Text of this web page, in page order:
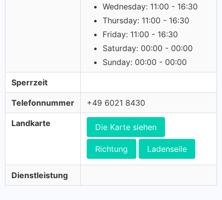
Wednesday: 11:00 - 16:30
Thursday: 11:00 - 16:30
Friday: 11:00 - 16:30
Saturday: 00:00 - 00:00
Sunday: 00:00 - 00:00
Sperrzeit
Telefonnummer +49 6021 8430
Landkarte Die Karte siehen
Richtung Ladenseile
Dienstleistung